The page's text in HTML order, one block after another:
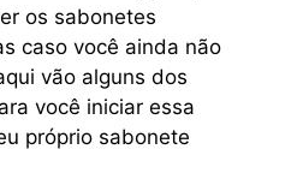
os sabonetes
caso você ainda não
vão alguns dos
você iniciar essa
próprio sabonete